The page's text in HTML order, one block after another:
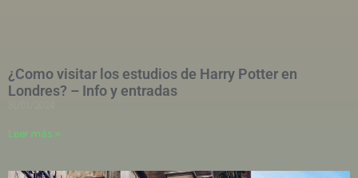
¿Como visitar los estudios de Harry Potter en
Londres? – Info y entradas
Leer más »